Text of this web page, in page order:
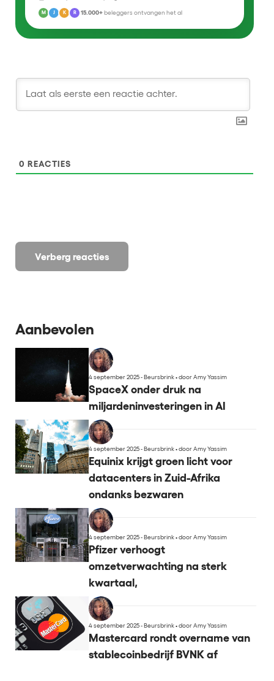
M J K R 15.000+beleggers ontvangen het al
Verberg reacties
0 REACTIES
Aanbevolen
4 september 2025 - Beursbrink•door Amy Yassim
SpaceX onder druk na
miljardeninvesteringen in AI
4 september 2025 - Beursbrink•door Amy Yassim
Equinix krijgt groen licht voor
datacenters in Zuid-Afrika
ondanks bezwaren
4 september 2025 - Beursbrink•door Amy Yassim
Pfizer verhoogt
omzetverwachting na sterk
kwartaal,
4 september 2025 - Beursbrink•door Amy Yassim
Mastercard rondt overname van
stablecoinbedrijf BVNK af